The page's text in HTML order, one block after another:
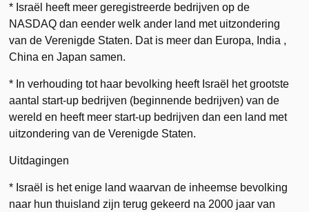
* Israël heeft meer geregistreerde bedrijven op de
NASDAQ dan eender welk ander land met uitzondering
van de Verenigde Staten. Dat is meer dan Europa, India ,
China en Japan samen.
* In verhouding tot haar bevolking heeft Israël het grootste
aantal start-up bedrijven (beginnende bedrijven) van de
wereld en heeft meer start-up bedrijven dan een land met
uitzondering van de Verenigde Staten.
Uitdagingen
* Israël is het enige land waarvan de inheemse bevolking
naar hun thuisland zijn terug gekeerd na 2000 jaar van